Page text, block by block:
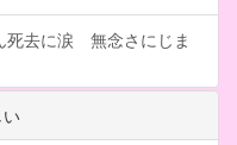
死去に涙 無念さにじま